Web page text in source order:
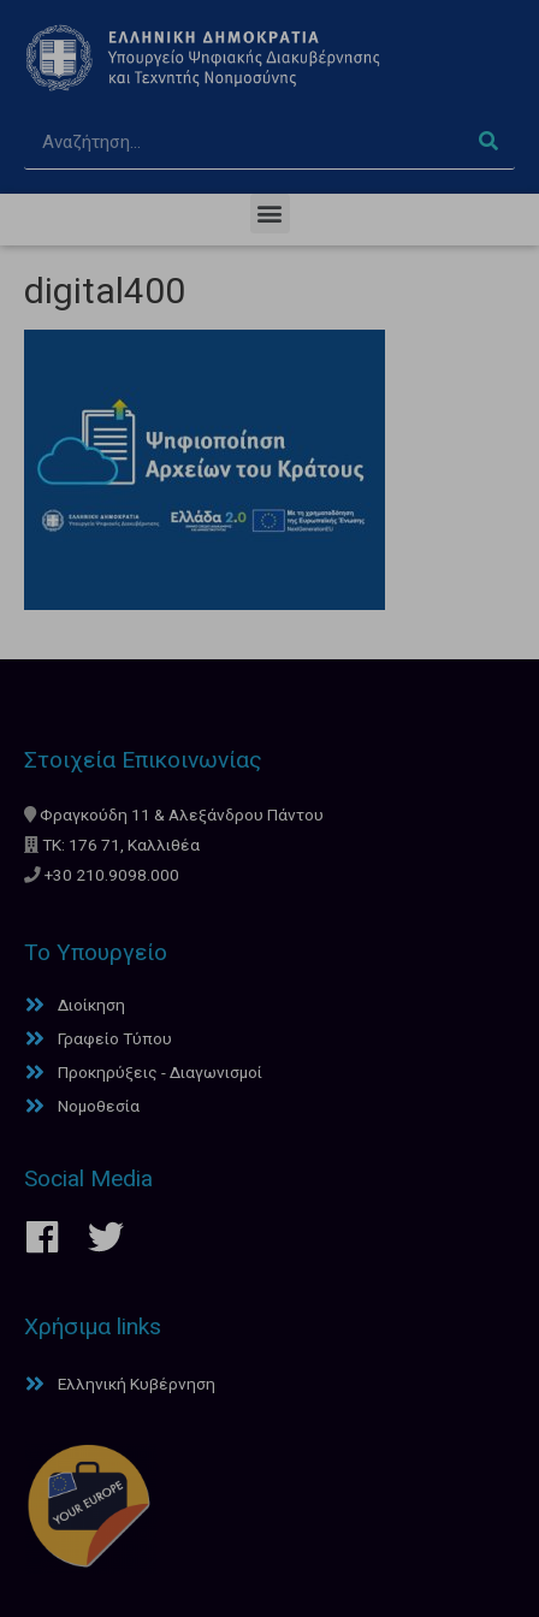
digital400
Στοιχεία Επικοινωνίας
Φραγκούδη 11 & Αλεξάνδρου Πάντου
ΤΚ: 176 71, Καλλιθέα
+30 210.9098.000
Το Υπουργείο
Διοίκηση
Γραφείο Τύπου
Προκηρύξεις - Διαγωνισμοί
Νομοθεσία
Social Media
Χρήσιμα links
Ελληνική Κυβέρνηση